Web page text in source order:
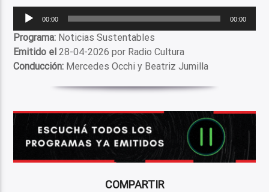
Reproductor
audio
00:00 00:00
Programa: Noticias Sustentables
Emitido el 28-04-2026 por Radio Cultura
Conducción: Mercedes Occhi y Beatriz Jumilla
COMPARTIR